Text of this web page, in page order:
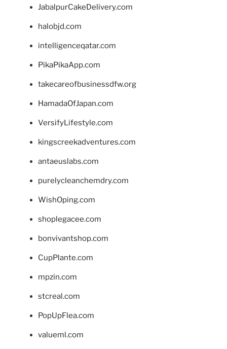
JabalpurCakeDelivery.com
halobjd.com
intelligenceqatar.com
PikaPikaApp.com
takecareofbusinessdfw.org
HamadaOfJapan.com
VersifyLifestyle.com
kingscreekadventures.com
antaeuslabs.com
purelycleanchemdry.com
WishOping.com
shoplegacee.com
bonvivantshop.com
CupPlante.com
mpzin.com
stcreal.com
PopUpFlea.com
valueml.com